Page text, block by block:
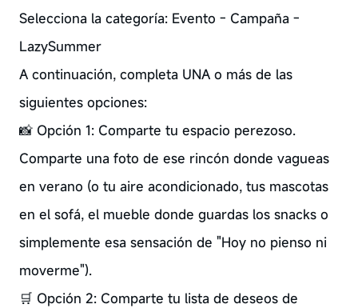
Selecciona la categoría: Evento - Campaña -
LazySummer
A continuación, completa UNA o más de las
siguientes opciones:
📸 Opción 1: Comparte tu espacio perezoso.
Comparte una foto de ese rincón donde vagueas
en verano (o tu aire acondicionado, tus mascotas
en el sofá, el mueble donde guardas los snacks o
simplemente esa sensación de "Hoy no pienso ni
moverme").
🛒 Opción 2: Comparte tu lista de deseos de